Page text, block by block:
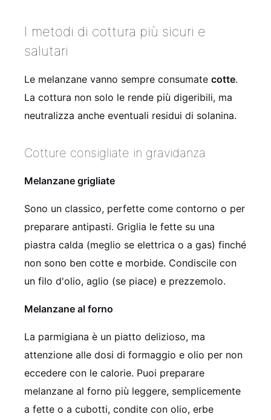
I metodi di cottura più sicuri e
salutari
Le melanzane vanno sempre consumate cotte.
La cottura non solo le rende più digeribili, ma
neutralizza anche eventuali residui di solanina.
Cotture consigliate in gravidanza
Melanzane grigliate
Sono un classico, perfette come contorno o per
preparare antipasti. Griglia le fette su una
piastra calda (meglio se elettrica o a gas) finché
non sono ben cotte e morbide. Condiscile con
un filo d'olio, aglio (se piace) e prezzemolo.
Melanzane al forno
La parmigiana è un piatto delizioso, ma
attenzione alle dosi di formaggio e olio per non
eccedere con le calorie. Puoi preparare
melanzane al forno più leggere, semplicemente
a fette o a cubotti, condite con olio, erbe